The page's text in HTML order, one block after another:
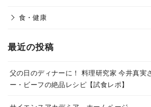
食・健康
最近の投稿
父の日のディナーに！ 料理研究家 今井真実
ー・ビーフの絶品レシピ【試食レポ】